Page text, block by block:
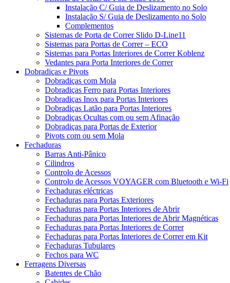
Instalação C/ Guia de Deslizamento no Solo
Instalação S/ Guia de Deslizamento no Solo
Complementos
Sistemas de Porta de Correr Slido D-Line11
Sistemas para Portas de Correr – ECO
Sistemas para Portas Interiores de Correr Koblenz
Vedantes para Porta Interiores de Correr
Dobradiças e Pivots
Dobradiças com Mola
Dobradiças Ferro para Portas Interiores
Dobradiças Inox para Portas Interiores
Dobradiças Latão para Portas Interiores
Dobradiças Ocultas com ou sem Afinação
Dobradiças para Portas de Exterior
Pivots com ou sem Mola
Fechaduras
Barras Anti-Pânico
Cilindros
Controlo de Acessos
Controlo de Acessos VOYAGER com Bluetooth e Wi-Fi
Fechaduras eléctricas
Fechaduras para Portas Exteriores
Fechaduras para Portas Interiores de Abrir
Fechaduras para Portas Interiores de Abrir Magnéticas
Fechaduras para Portas Interiores de Correr
Fechaduras para Portas Interiores de Correr em Kit
Fechaduras Tubulares
Fechos para WC
Ferragens Diversas
Batentes de Chão